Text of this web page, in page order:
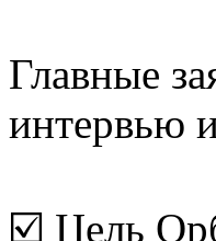
Главные
интервью
☑️ Цель